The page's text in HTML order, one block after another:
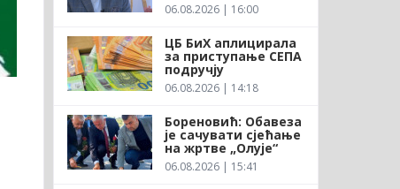
06.08.2026 | 16:00
ЦБ БиХ аплицирала
за приступање СЕПА
подручју
06.08.2026 | 14:18
Бореновић: Обавеза
је сачувати сјећање
на жртве „Олује“
06.08.2026 | 15:41